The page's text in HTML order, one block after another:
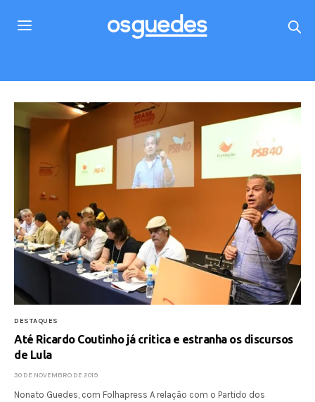
DESTAQUES
Até Ricardo Coutinho já critica e estranha os discursos
de Lula
30 DE NOVEMBRO DE 2019
Nonato Guedes, com Folhapress A relação com o Partido dos